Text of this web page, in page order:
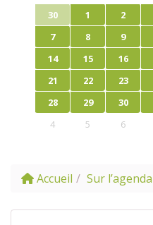
30
1 2
7
8 9
14
15 16
21
22 23
28
29 30
4
5 6
Accueil Sur l’agenda